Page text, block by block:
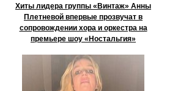
Хиты лидера группы «Винтаж» Анны
Плетневой впервые прозвучат в
сопровождении хора и оркестра на
премьере шоу «Ностальгия»